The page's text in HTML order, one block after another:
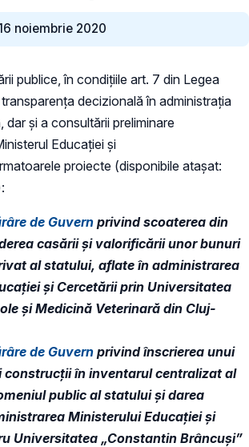
noiembrie 2020
publice, în condiţiile art. 7 din Legea
decizională în administraţia
dar și a consultării preliminare
Educaţiei și
proiecte (disponibile atașat:
de Guvernprivind scoaterea din
casării și valorificării unor bunuri
al statului, aflate în administrarea
și Cercetării prin Universitatea
și Medicină Veterinară din Cluj-
de Guvernprivind înscrierea unui
construcții în inventarul centralizat al
public al statului și darea
Ministerului Educației și
Universitatea „Constantin Brâncuși”